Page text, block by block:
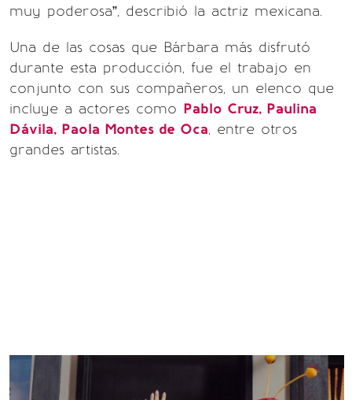
muy poderosa”, describió la actriz mexicana.
Una de las cosas que Bárbara más disfrutó
durante esta producción, fue el trabajo en
conjunto con sus compañeros, un elenco que
incluye a actores como Pablo Cruz, Paulina
Dávila, Paola Montes de Oca, entre otros
grandes artistas.